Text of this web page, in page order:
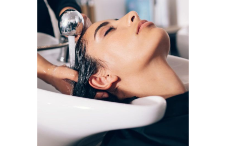
VOLUME
COLORING
DIAMOND
STYLE